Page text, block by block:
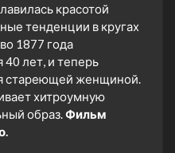
красотой
тенденции в кругах
1877 года
лет, и теперь
стареющей женщиной.
хитроумную
образ.Фильм